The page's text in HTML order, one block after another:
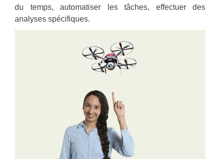
du temps, automatiser les tâches, effectuer des
analyses spécifiques.